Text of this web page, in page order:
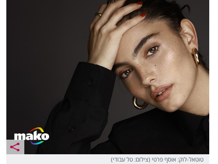
טוטאל-לוק: אוסף פרטי (צילום: טל עבודי)